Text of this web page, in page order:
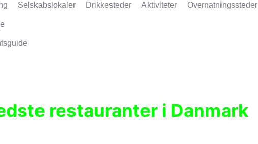
Selskabslokaler Drikkesteder Aktiviteter Overnatningssteder
restauranter i Danmark